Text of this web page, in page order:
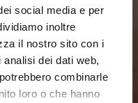
social media e per
inoltre
il nostro sito con i
dei dati web,
combinarle
loro o che hanno